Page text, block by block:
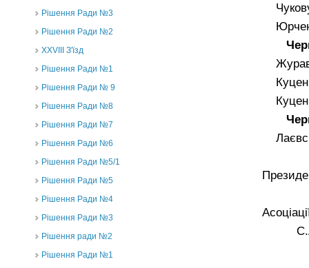
Рішення Ради №3
Рішення Ради №2
XXVIII З'їзд
Рішення Ради №1
Рішення Ради № 9
Рішення Ради №8
Рішення Ради №7
Рішення Ради №6
Рішення Ради №5/1
Рішення Ради №5
Рішення Ради №4
Рішення Ради №3
Рішення ради №2
Рішення Ради №1